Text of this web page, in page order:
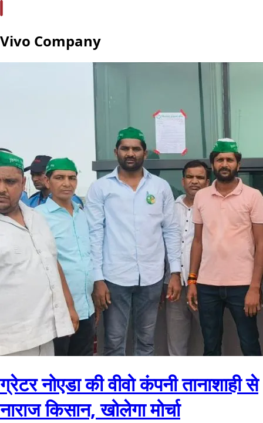
Vivo Company
ग्रेटर नोएडा की वीवो कंपनी तानाशाही से
नाराज किसान, खोलेगा मोर्चा